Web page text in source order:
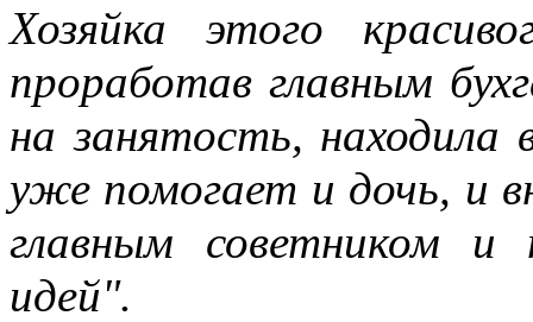
Хозяйка этого
проработав главным
на занятость, находила
уже помогает и дочь, и
главным советником и
идей".